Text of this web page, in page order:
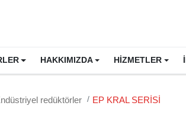
HAKKIMIZDA HİZMETLER
redüktörler EP KRAL SERİSİ